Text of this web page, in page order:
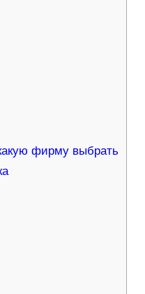
фирму выбрать